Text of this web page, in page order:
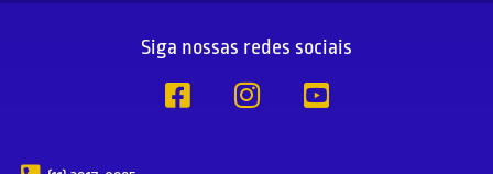
Siga nossas redes sociais